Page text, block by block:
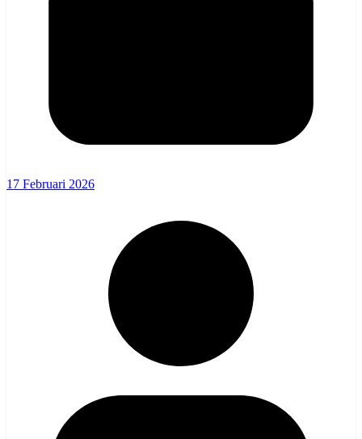
17 Februari 2026